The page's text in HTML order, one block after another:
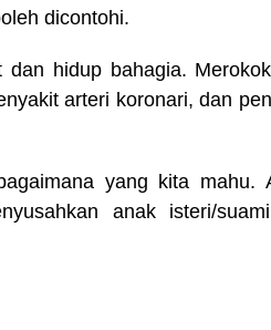
dicontohi.
hidup bahagia.
arteri koronari, dan
yang kita mahu.
anak isteri/